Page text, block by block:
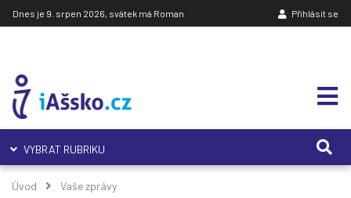
Dnes je 9. srpen 2026, svátek má Roman Přihlásit se
VYBRAT RUBRIKU
Úvod Vaše zprávy